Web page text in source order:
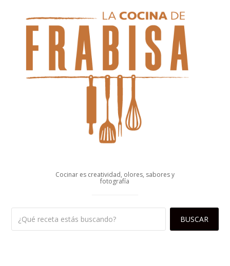
Cocinar es creatividad, olores, sabores y
fotografía